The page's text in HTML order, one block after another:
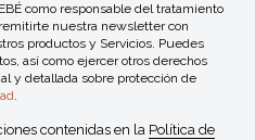
como responsable del tratamiento
nuestra newsletter con
productos y Servicios. Puedes
así como ejercer otros derechos
y detallada sobre protección de
.
contenidas en la Política de